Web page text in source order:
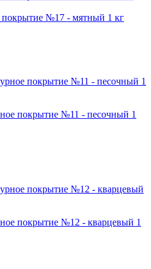
покрытие №17 - мятный 1 кг
покрытие №11 - песочный 1
покрытие №12 - кварцевый 1